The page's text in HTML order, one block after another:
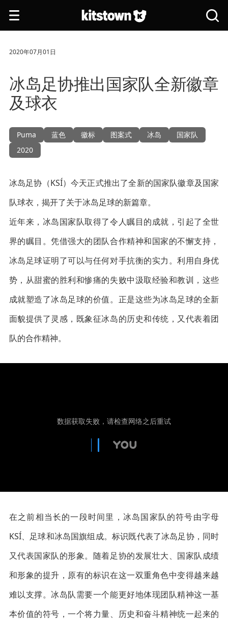
打
开
航
搜
索
2020年07月01日
冰岛足协推出国家队全新徽章
及球衣
Puma 蓝色 徽标 图案式 冰岛
国家队
2020
冰岛足协（KSÍ）今天正式推出了全新的国家队徽章及国家
队球衣，揭开了关于冰岛足球的新篇章。
近年来，冰岛国家队取得了令人瞩目的成就，引起了全世
界的瞩目。凭借强大的团队合作精神和国家的不懈支持，
冰岛足球证明了可以与任何对手抗衡的实力。利用自身优
势，从甜蜜的胜利和惨痛的失败中汲取经验和教训，这些
成就塑造了冰岛足球的价值。正是这些为冰岛足球的全新
面貌提供了灵感，既象征冰岛的历史和传统，又代表着团
队的合作精神。
在之前相当长的一段时间里，冰岛国家队的符号由字母
KSÍ、足球和冰岛国旗组成。标识既代表了冰岛足协，同时
又代表国家队的形象。随着足协的发展壮大、国家队成绩
和形象的提升，原有的标识在这一双重角色中变得越来越
难以支撑。冰岛队需要一个能更好地体现团队精神这一基
本价值的符号，一个将力量、历史和奋斗精神统一起来的